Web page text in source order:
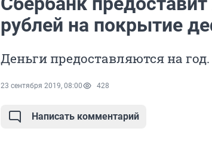
рублей на покрытие
Деньги предоставляются на год.
23 сентября 2019, 08:00 428
Написать комментарий